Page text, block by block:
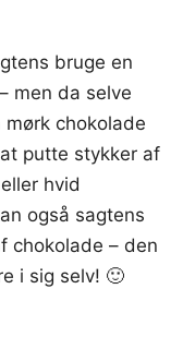
bruge en
men da selve
chokolade
putte stykker af
hvid
også sagtens
chokolade – den
i sig selv! 🙂